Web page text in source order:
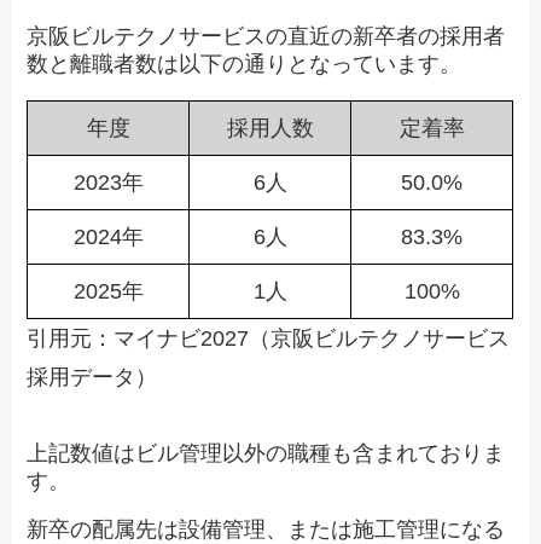
京阪ビルテクノサービスの直近の新卒者の採用者
数と離職者数は以下の通りとなっています。
年度 採用人数 定着率
2023年 6人 50.0%
2024年 6人 83.3%
2025年 1人
100%
引用元：マイナビ2027（京阪ビルテクノサービス
採用データ）
上記数値はビル管理以外の職種も含まれておりま
す。
新卒の配属先は設備管理、または施工管理になる